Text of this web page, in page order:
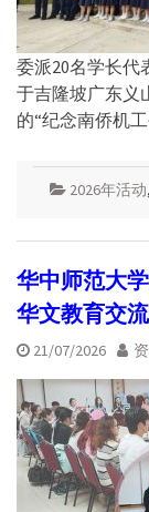
委派20名学长代
于吉隆坡广东义
的“纪念南侨机工
2026年活动,
华中师范大
华文教育交
21/07/2026